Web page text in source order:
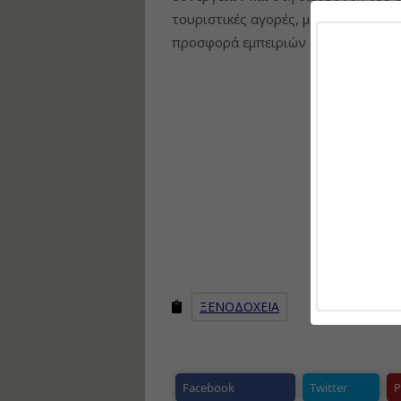
τουριστικές αγορές, με στόχο τη
προσφορά εμπειριών φιλοξενίας
ΞΕΝΟΔΟΧΕΙΑ
Facebook Twitter